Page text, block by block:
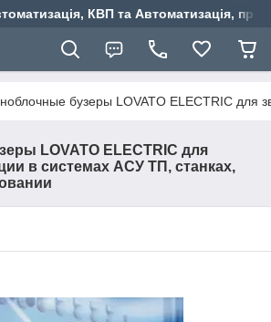
КВП та Автоматизація,
бузеры LOVATO ELECTRIC для
LOVATO ELECTRIC для
в системах АСУ ТП, станках,